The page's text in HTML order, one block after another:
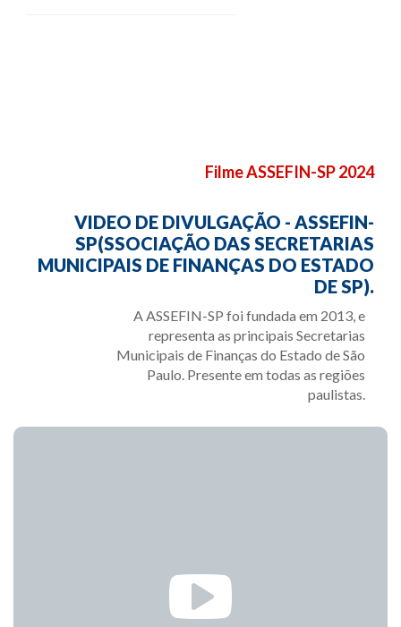
Filme ASSEFIN-SP 2024
VIDEO DE DIVULGAÇÃO - ASSEFIN-
SP(SSOCIAÇÃO DAS SECRETARIAS
MUNICIPAIS DE FINANÇAS DO ESTADO
DE SP).
A ASSEFIN-SP foi fundada em 2013, e
representa as principais Secretarias
Municipais de Finanças do Estado de São
Paulo. Presente em todas as regiões
paulistas.